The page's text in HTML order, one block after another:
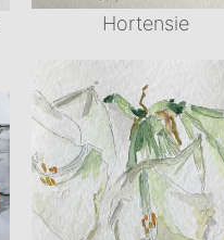
Hortensie